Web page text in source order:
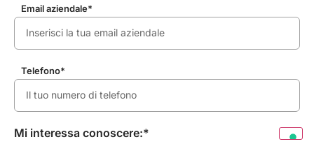
Email aziendale*
Telefono*
Mi interessa conoscere:*